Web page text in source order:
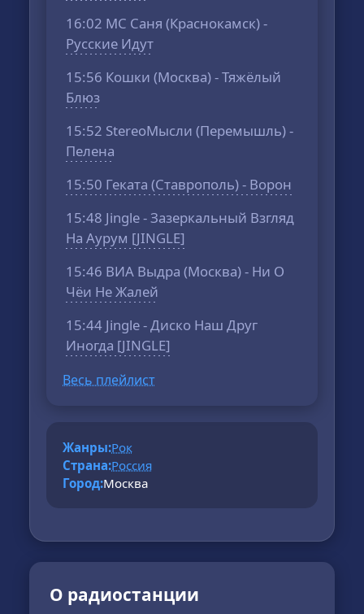
16:02 МС Саня (Краснокамск) -
Русские Идут
15:56 Кошки (Москва) - Тяжёлый
Блюз
15:52 StereoМысли (Перемышль) -
Пелена
15:50 Геката (Ставрополь) - Ворон
15:48 Jingle - Зазеркальный Взгляд
На Аурум [JINGLE]
15:46 ВИА Выдра (Москва) - Ни О
Чёи Не Жалей
15:44 Jingle - Диско Наш Друг
Иногда [JINGLE]
Весь плейлист
Жанры:Рок
Страна:Россия
Город:Москва
О радиостанции